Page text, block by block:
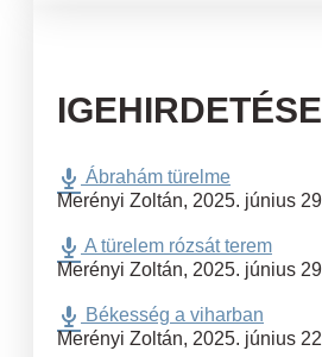
Ábrahám türelme
Merényi Zoltán, 2025. június
A türelem rózsát terem
Merényi Zoltán, 2025. június
Békesség a viharban
Merényi Zoltán, 2025. június